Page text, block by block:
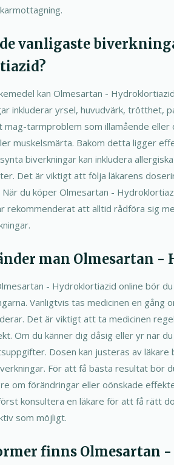
vanligaste
kan Olmesartan -
inkluderar yrsel, huvudvärk, trötthet,
mag-tarmproblem som illamående eller
muskelsmärta. Bakom detta ligger
biverkningar kan inkludera
Det är viktigt att följa läkarens
du köper Olmesartan -
rekommenderat att alltid rådföra sig
man Olmesartan
- Hydroklortiazid online bör
Vanligtvis tas medicinen en
Det är viktigt att ta medicinen
Om du känner dig dåsig eller yr när
Dosen kan justeras av läkare
För att få bästa resultat
om förändringar eller oönskade
konsultera en läkare för att få rätt
som möjligt.
finns